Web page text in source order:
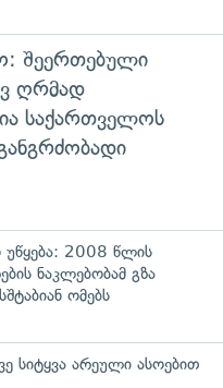
შეერთებული
ღრმად
საქართველოს
უწყება: 2008 წლის
ნაკლებობამ გზა
ომებს
სიტყვა არეული ასოებით